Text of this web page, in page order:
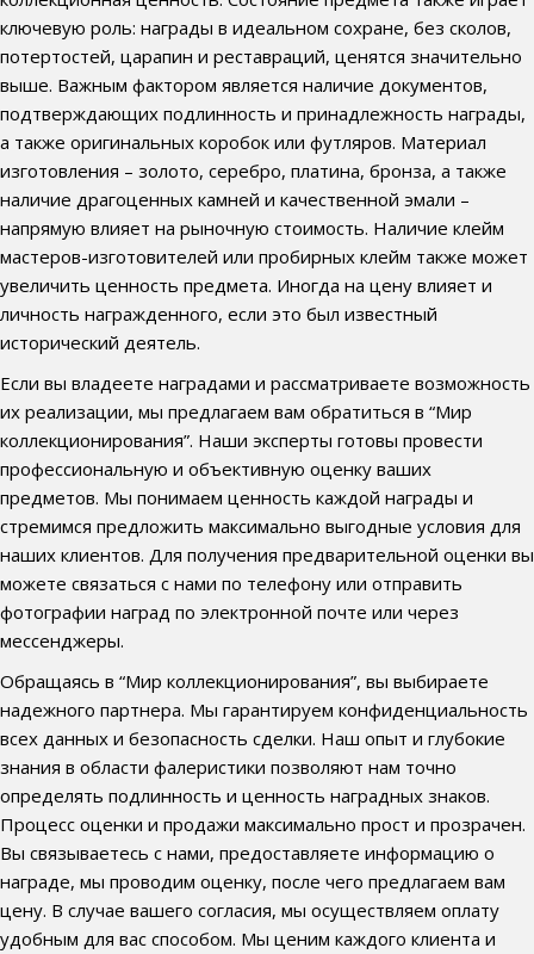
ключевую роль: награды в идеальном сохране, без сколов,
потертостей, царапин и реставраций, ценятся значительно
выше. Важным фактором является наличие документов,
подтверждающих подлинность и принадлежность награды,
а также оригинальных коробок или футляров. Материал
изготовления – золото, серебро, платина, бронза, а также
наличие драгоценных камней и качественной эмали –
напрямую влияет на рыночную стоимость. Наличие клейм
мастеров-изготовителей или пробирных клейм также может
увеличить ценность предмета. Иногда на цену влияет и
личность награжденного, если это был известный
исторический деятель.
Если вы владеете наградами и рассматриваете возможность
их реализации, мы предлагаем вам обратиться в “Мир
коллекционирования”. Наши эксперты готовы провести
профессиональную и объективную оценку ваших
предметов. Мы понимаем ценность каждой награды и
стремимся предложить максимально выгодные условия для
наших клиентов. Для получения предварительной оценки вы
можете связаться с нами по телефону или отправить
фотографии наград по электронной почте или через
мессенджеры.
Обращаясь в “Мир коллекционирования”, вы выбираете
надежного партнера. Мы гарантируем конфиденциальность
всех данных и безопасность сделки. Наш опыт и глубокие
знания в области фалеристики позволяют нам точно
определять подлинность и ценность наградных знаков.
Процесс оценки и продажи максимально прост и прозрачен.
Вы связываетесь с нами, предоставляете информацию о
награде, мы проводим оценку, после чего предлагаем вам
цену. В случае вашего согласия, мы осуществляем оплату
удобным для вас способом. Мы ценим каждого клиента и